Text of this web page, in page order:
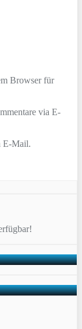
Browser für
via E-
E-Mail.